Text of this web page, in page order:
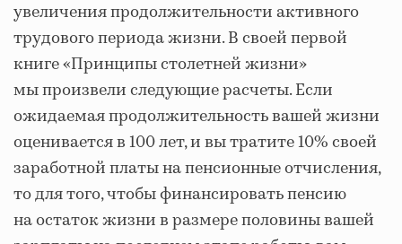
увеличения продолжительности активного
трудового периода жизни. В своей первой
книге «Принципы столетней жизни»
мы произвели следующие расчеты. Если
ожидаемая продолжительность вашей жизни
оценивается в 100 лет, и вы тратите 10% своей
заработной платы на пенсионные отчисления,
то для того, чтобы финансировать пенсию
на остаток жизни в размере половины вашей